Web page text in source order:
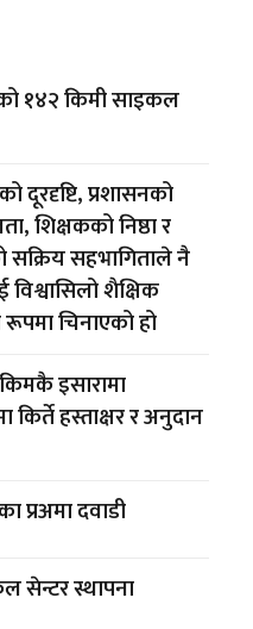
१४२ किमी साइकल
दूरदृष्टि, प्रशासनको
शिक्षकको निष्ठा र
सक्रिय सहभागिताले नै
शैक्षिक
चिनाएको हो
इसारामा
किर्ते हस्ताक्षर र अनुदान
प्रअमा दवाडी
सेन्टर स्थापना